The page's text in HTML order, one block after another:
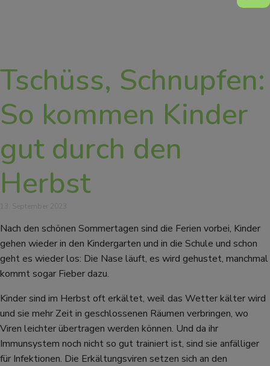
Tschüss, Schnupfen:
So kommen Kinder
gut durch den
Herbst
Nach den schönen Sommertagen sind die Ferien vorbei, Kinder
gehen wieder in den Kindergarten und in die Schule und schon
geht es wieder los: Die Nase läuft, es wird gehustet, manchmal
kommt sogar Fieber dazu.
Kinder sind im Herbst oft erkältet, weil das Wetter kälter wird
und sie mehr Zeit in geschlossenen Räumen verbringen, wo
Viren leichter übertragen werden können. Und da ihr
Immunsystem noch nicht so gut trainiert ist, sind sie anfälliger
für Infektionen. Die Erkältungsviren setzen sich an den